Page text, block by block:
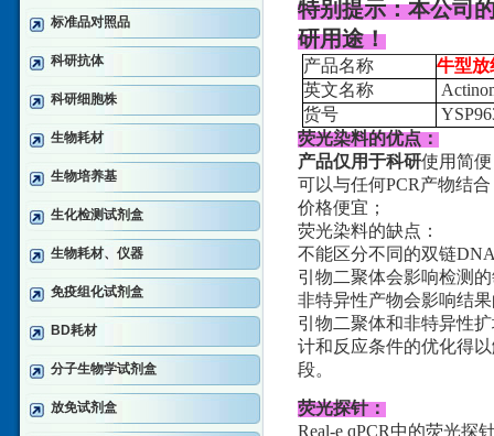
标准品对照品
科研抗体
科研细胞株
生物耗材
生物培养基
生化检测试剂盒
生物耗材、仪器
免疫组化试剂盒
BD耗材
分子生物学试剂盒
放免试剂盒
特别提示：本公司
研用途！
产品名称
牛型放
英文名称
货号
荧光染料的优点：
产品仅用于科研使用简
可以与任何PCR产物结合
价格便宜；
荧光染料的缺点：
不能区分不同的双链
引物二聚体会影响检测
非特异性产物会影响结
引物二聚体和非特异性
计和反应条件的优化得
段。
荧光探针：
Real-e qPCR中的荧光探